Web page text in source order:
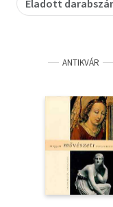
Művészet
Eladott
ANTIKVÁR